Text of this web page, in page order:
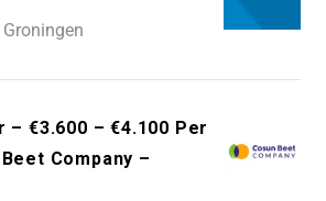
Groningen
€3.600 – €4.100 Per
Company –